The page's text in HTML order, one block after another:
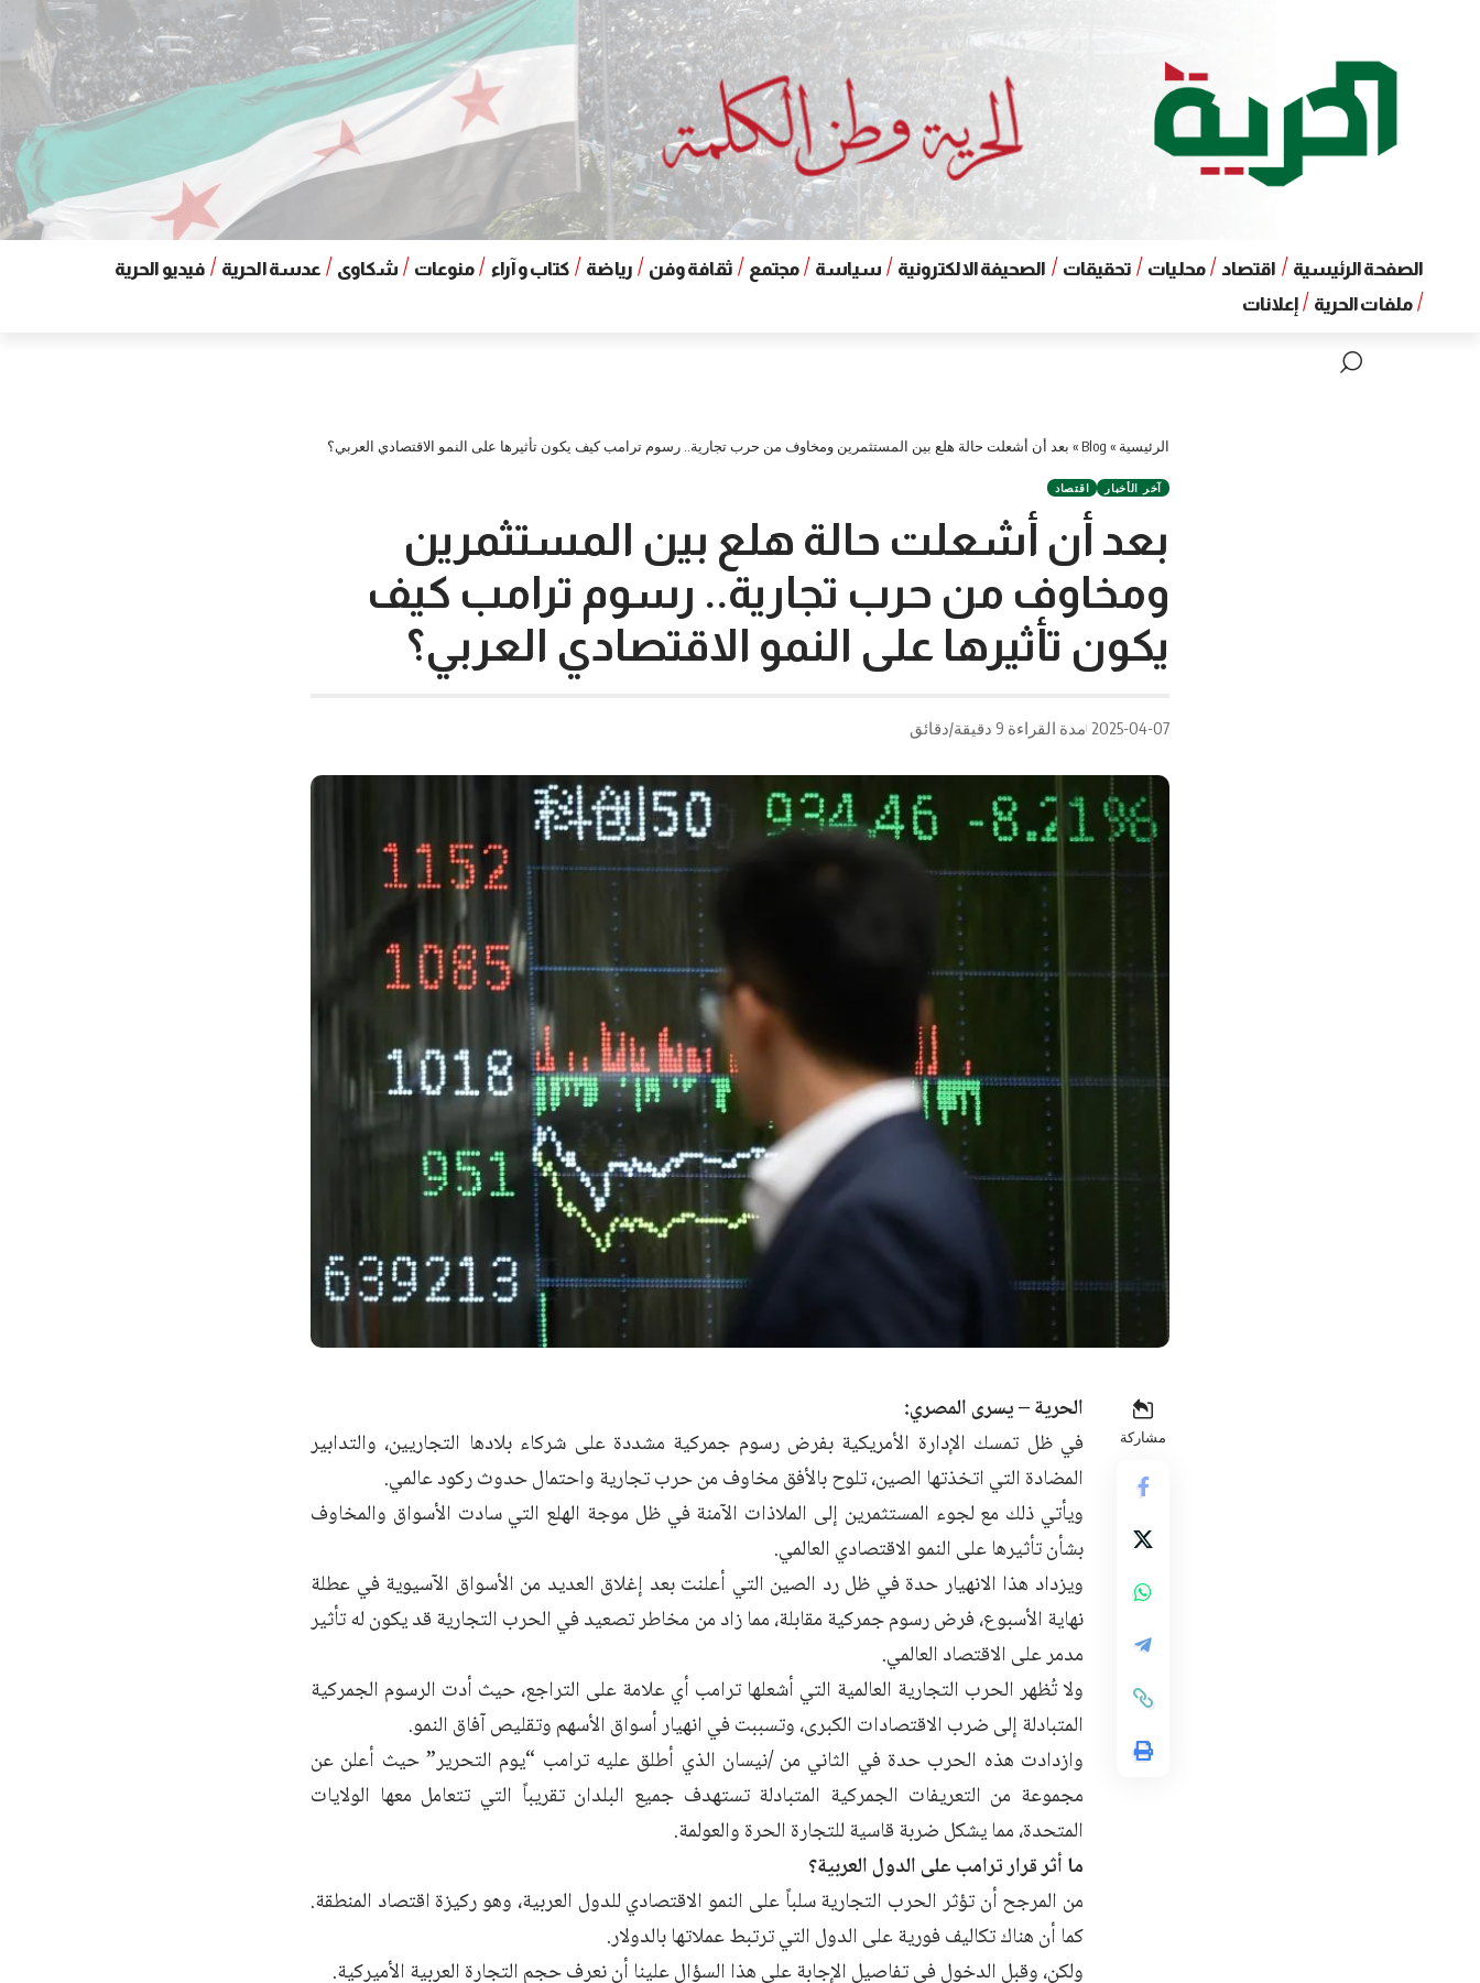
الصفحة الرئيسية اقتصاد محليات تحقيقات الصحيفة الالكترونية سياسة مجتمع ثقافة وفن رياضة كتاب و آراء منوعات شكاوى عدسة الحرية
فيديو الحرية
ملفات الحرية
إعلانات
الرئيسية »
Blog
» بعد أن أشعلت حالة هلع بين المستثمرين ومخاوف من حرب تجارية.. رسوم ترامب كيف يكون تأثيرها على النمو الاقتصادي العربي؟
آخر الأخبار اقتصاد
بعد أن أشعلت حالة هلع بين المستثمرين
ومخاوف من حرب تجارية.. رسوم ترامب كيف
يكون تأثيرها على النمو الاقتصادي العربي؟
2025-04-07 مدة القراءة 9 دقيقة/دقائق
مشاركة
الحرية – يسرى المصري:
في ظل تمسك الإدارة الأمريكية بفرض رسوم جمركية مشددة على شركاء بلادها التجاريين، والتدابير
المضادة التي اتخذتها الصين، تلوح بالأفق مخاوف من حرب تجارية واحتمال حدوث ركود عالمي.
ويأتي ذلك مع لجوء المستثمرين إلى الملاذات الآمنة في ظل موجة الهلع التي سادت الأسواق والمخاوف
بشأن تأثيرها على النمو الاقتصادي العالمي.
ويزداد هذا الانهيار حدة في ظل رد الصين التي أعلنت بعد إغلاق العديد من الأسواق الآسيوية في عطلة
نهاية الأسبوع، فرض رسوم جمركية مقابلة، مما زاد من مخاطر تصعيد في الحرب التجارية قد يكون له تأثير
مدمر على الاقتصاد العالمي.
ولا تُظهر الحرب التجارية العالمية التي أشعلها ترامب أي علامة على التراجع، حيث أدت الرسوم الجمركية
المتبادلة إلى ضرب الاقتصادات الكبرى، وتسببت في انهيار أسواق الأسهم وتقليص آفاق النمو.
وازدادت هذه الحرب حدة في الثاني من /نيسان الذي أطلق عليه ترامب “يوم التحرير” حيث أعلن عن
مجموعة من التعريفات الجمركية المتبادلة تستهدف جميع البلدان تقريباً التي تتعامل معها الولايات
المتحدة، مما يشكل ضربة قاسية للتجارة الحرة والعولمة.
ما أثر قرار ترامب على الدول العربية؟
من المرجح أن تؤثر الحرب التجارية سلباً على النمو الاقتصادي للدول العربية، وهو ركيزة اقتصاد المنطقة.
كما أن هناك تكاليف فورية على الدول التي ترتبط عملاتها بالدولار.
ولكن، وقبل الدخول في تفاصيل الإجابة على هذا السؤال علينا أن نعرف حجم التجارة العربية الأميركية.